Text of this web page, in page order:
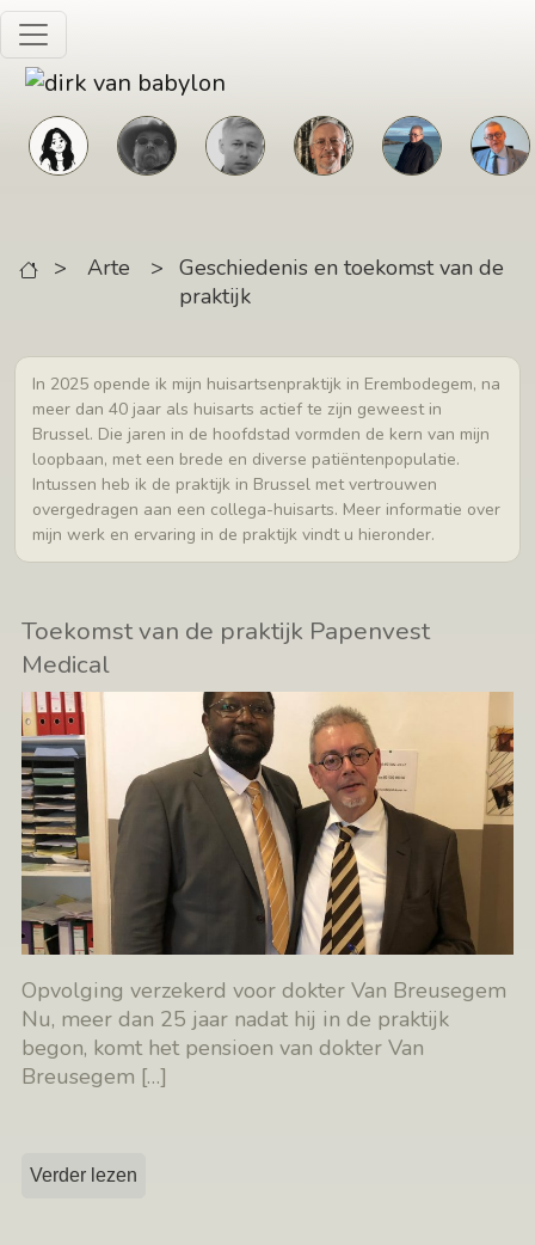
Skip to main content
> Arte > Geschiedenis en toekomst van de
praktijk
In 2025 opende ik mijn huisartsenpraktijk in Erembodegem, na
meer dan 40 jaar als huisarts actief te zijn geweest in
Brussel. Die jaren in de hoofdstad vormden de kern van mijn
loopbaan, met een brede en diverse patiëntenpopulatie.
Intussen heb ik de praktijk in Brussel met vertrouwen
overgedragen aan een collega-huisarts. Meer informatie over
mijn werk en ervaring in de praktijk vindt u hieronder.
Toekomst van de praktijk Papenvest
Medical
Opvolging verzekerd voor dokter Van Breusegem
Nu, meer dan 25 jaar nadat hij in de praktijk
begon, komt het pensioen van dokter Van
Breusegem […]
Verder lezen